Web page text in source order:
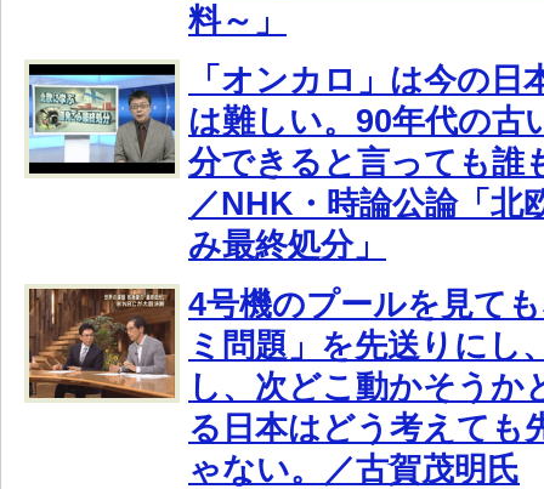
料～」
「オンカロ」は今の日
は難しい。90年代の古
分できると言っても誰
／NHK・時論公論「北
み最終処分」
4号機のプールを見て
ミ問題」を先送りにし
し、次どこ動かそうか
る日本はどう考えても
ゃない。／古賀茂明氏